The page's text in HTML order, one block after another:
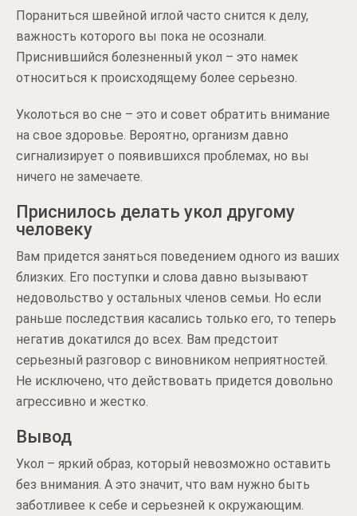
Пораниться швейной иглой часто снится к делу,
важность которого вы пока не осознали.
Приснившийся болезненный укол – это намек
относиться к происходящему более серьезно.
Уколоться во сне – это и совет обратить внимание
на свое здоровье. Вероятно, организм давно
сигнализирует о появившихся проблемах, но вы
ничего не замечаете.
Приснилось делать укол другому
человеку
Вам придется заняться поведением одного из ваших
близких. Его поступки и слова давно вызывают
недовольство у остальных членов семьи. Но если
раньше последствия касались только его, то теперь
негатив докатился до всех. Вам предстоит
серьезный разговор с виновником неприятностей.
Не исключено, что действовать придется довольно
агрессивно и жестко.
Вывод
Укол – яркий образ, который невозможно оставить
без внимания. А это значит, что вам нужно быть
заботливее к себе и серьезней к окружающим.